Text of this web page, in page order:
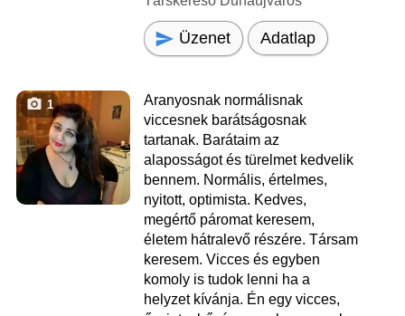
Üzenet Adatlap
1
Aranyosnak normálisnak
viccesnek barátságosnak
tartanak. Barátaim az
alaposságot és türelmet kedvelik
bennem. Normális, értelmes,
nyitott, optimista. Kedves,
megértő páromat keresem,
életem hátralevő részére. Társam
keresem. Vicces és egyben
komoly is tudok lenni ha a
helyzet kívánja. Én egy vicces,